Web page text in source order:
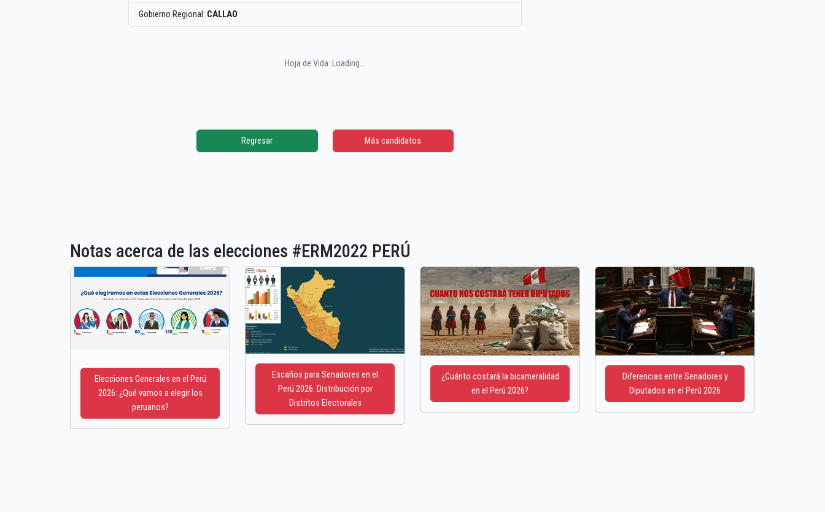
Gobierno Regional: CALLAO
Hoja de Vida: Loading...
Regresar Más candidatos
Notas acerca de las elecciones #ERM2022 PERÚ
Elecciones Generales en el Perú
2026: ¿Qué vamos a elegir los
peruanos?
Escaños para Senadores en el
Perú 2026: Distribución por
Distritos Electorales
¿Cuánto costará la bicameralidad
en el Perú 2026?
Diferencias entre Senadores y
Diputados en el Perú 2026